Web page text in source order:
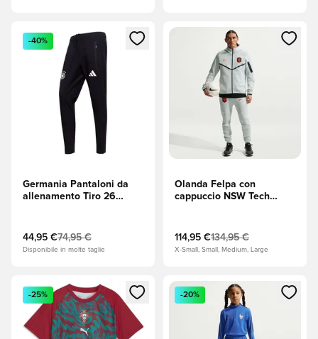
Apre una finestra modale per accedere o registrarsi come
-40%
Germania Pantaloni da
allenamento Tiro 26
44,95 €74,95 €
Disponibile in molte taglie
Apre una finestra modale per
Olanda Felpa con
cappuccio NSW Tech
Dust (Grigio)/Hyper
Crimson (Rosso)/Nero
114,95 €134,95 €
X-Small, Small, Medium, Large
Apre una finestra modale per accedere o registrarsi come
-25%
Apre una finestra modale per
-20%